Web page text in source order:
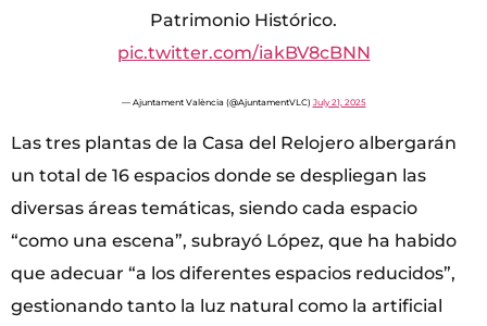
Patrimonio Histórico.
pic.twitter.com/iakBV8cBNN
— Ajuntament València (@AjuntamentVLC) July 21, 2025
Las tres plantas de la Casa del Relojero albergarán
un total de 16 espacios donde se despliegan las
diversas áreas temáticas, siendo cada espacio
“como una escena”, subrayó López, que ha habido
que adecuar “a los diferentes espacios reducidos”,
gestionando tanto la luz natural como la artificial